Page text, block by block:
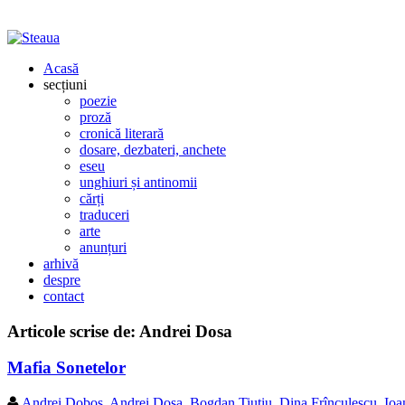
Acasă
secțiuni
poezie
proză
cronică literară
dosare, dezbateri, anchete
eseu
unghiuri și antinomii
cărți
traduceri
arte
anunțuri
arhivă
despre
contact
Articole scrise de: Andrei Dosa
Mafia Sonetelor